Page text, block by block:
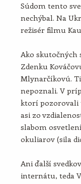
Súdom tento
nechýbal. Na
režisér filmu
Ako skutočných
Zdenku
Mlynarčíkovú.
nepoznali. V
ktorí pozorovali
asi zo
slabom
okuliarov (sila
Ani ďalší
internátu, teda